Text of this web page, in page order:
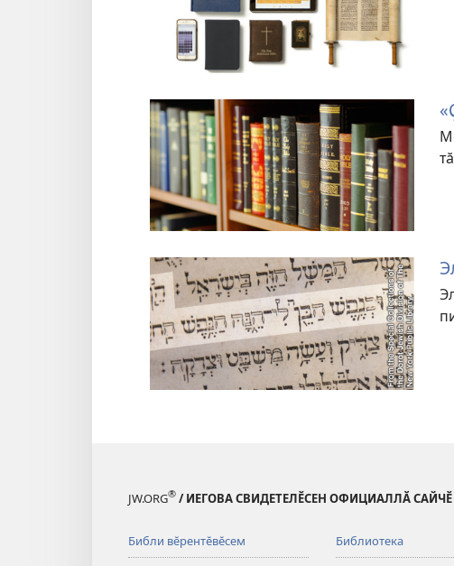
JW.ORG® / ИЕГОВА СВИДЕТЕЛӖСЕН ОФИЦИАЛЛӐ САЙЧӖ
Библи вӗрентӗвӗсем Библиотека